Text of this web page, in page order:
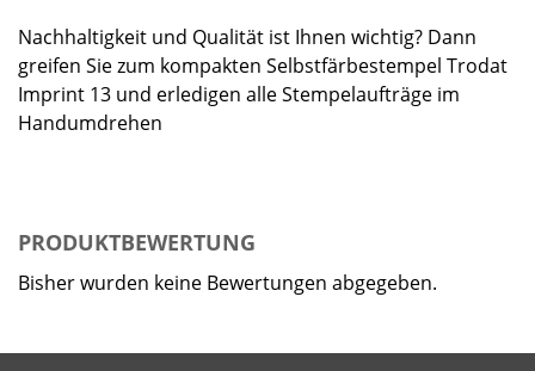
Nachhaltigkeit und Qualität ist Ihnen wichtig? Dann
greifen Sie zum kompakten Selbstfärbestempel Trodat
Imprint 13 und erledigen alle Stempelaufträge im
Handumdrehen
PRODUKTBEWERTUNG
Bisher wurden keine Bewertungen abgegeben.